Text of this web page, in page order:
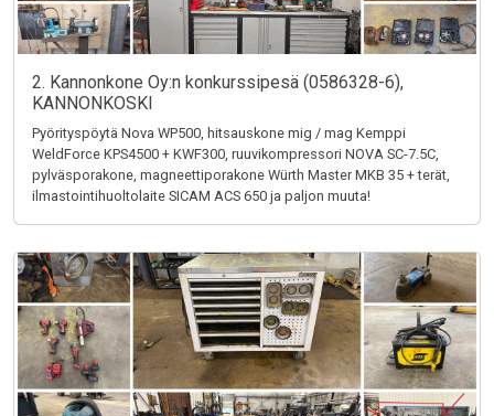
2. Kannonkone Oy:n konkurssipesä (0586328-6),
KANNONKOSKI
Pyörityspöytä Nova WP500, hitsauskone mig / mag Kemppi
WeldForce KPS4500 + KWF300, ruuvikompressori NOVA SC-7.5C,
pylväsporakone, magneettiporakone Würth Master MKB 35 + terät,
ilmastointihuoltolaite SICAM ACS 650 ja paljon muuta!